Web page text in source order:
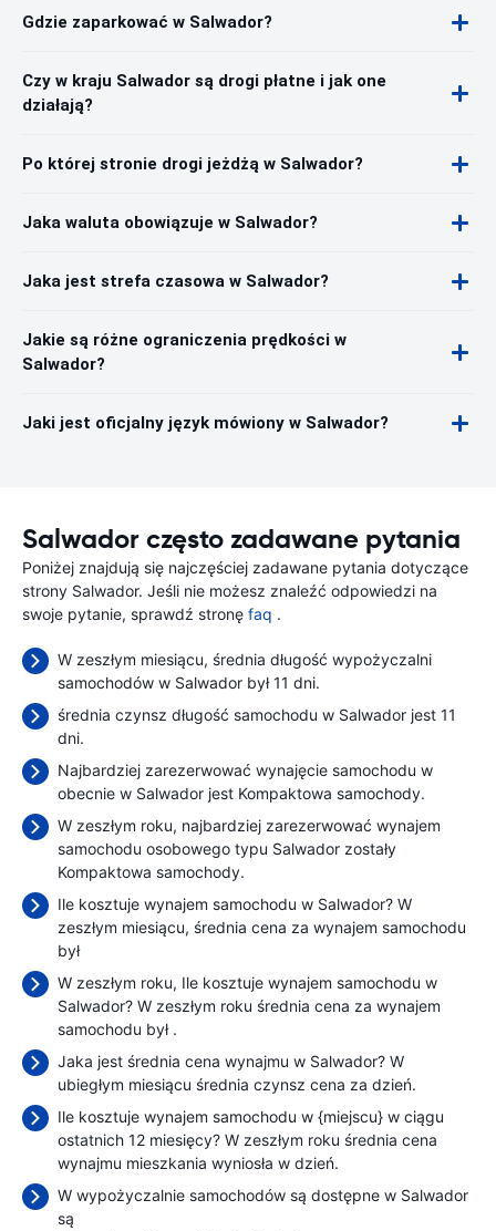
Gdzie zaparkować w Salwador?
Czy w kraju Salwador są drogi płatne i jak one
działają?
Po której stronie drogi jeżdżą w Salwador?
Jaka waluta obowiązuje w Salwador?
Jaka jest strefa czasowa w Salwador?
Jakie są różne ograniczenia prędkości w
Salwador?
Jaki jest oficjalny język mówiony w Salwador?
Salwador często zadawane pytania
Poniżej znajdują się najczęściej zadawane pytania dotyczące
strony Salwador. Jeśli nie możesz znaleźć odpowiedzi na
swoje pytanie, sprawdź stronę faq .
W zeszłym miesiącu, średnia długość wypożyczalni
samochodów w Salwador był 11 dni.
średnia czynsz długość samochodu w Salwador jest 11
dni.
Najbardziej zarezerwować wynajęcie samochodu w
obecnie w Salwador jest Kompaktowa samochody.
W zeszłym roku, najbardziej zarezerwować wynajem
samochodu osobowego typu Salwador zostały
Kompaktowa samochody.
Ile kosztuje wynajem samochodu w Salwador? W
zeszłym miesiącu, średnia cena za wynajem samochodu
był
W zeszłym roku, Ile kosztuje wynajem samochodu w
Salwador? W zeszłym roku średnia cena za wynajem
samochodu był .
Jaka jest średnia cena wynajmu w Salwador? W
ubiegłym miesiącu średnia czynsz cena za dzień.
Ile kosztuje wynajem samochodu w {miejscu} w ciągu
ostatnich 12 miesięcy? W zeszłym roku średnia cena
wynajmu mieszkania wyniosła w dzień.
W wypożyczalnie samochodów są dostępne w Salwador
są